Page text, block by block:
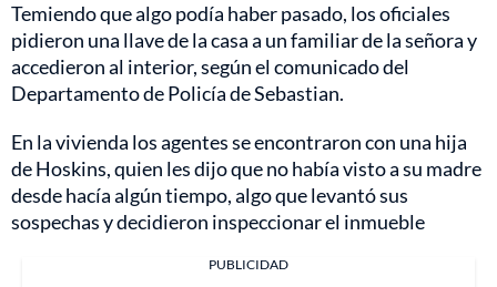
Temiendo que algo podía haber pasado, los oficiales
pidieron una llave de la casa a un familiar de la señora y
accedieron al interior, según el comunicado del
Departamento de Policía de Sebastian.
En la vivienda los agentes se encontraron con una hija
de Hoskins, quien les dijo que no había visto a su madre
desde hacía algún tiempo, algo que levantó sus
sospechas y decidieron inspeccionar el inmueble
PUBLICIDAD